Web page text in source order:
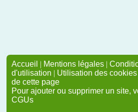
Accueil | Mentions légales |
d'utilisation | Utilisation des cookies
de cette page
Pour ajouter ou supprimer un site,
CGUs